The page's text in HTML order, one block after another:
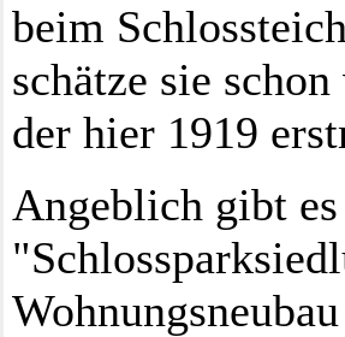
beim
schätze sie
der hier 1919
Angeblich gibt